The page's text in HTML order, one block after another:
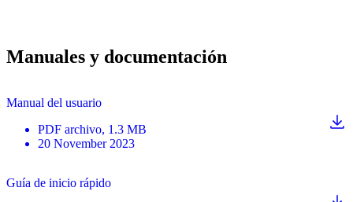
Manuales y documentación
Manual del usuario
PDF archivo, 1.3 MB
20 November 2023
Guía de inicio rápido